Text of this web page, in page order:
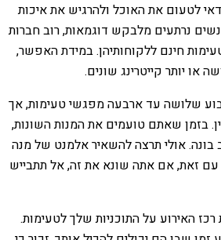
לטעום את האוכל ולהרגיש את איכות
נרתעים מלבקש דוגמאות, רוב חברות
חינם ללקוחותיהן. במידת האפשר,
או יותר קייטרינג שונים.
שלושה עד ארבעה מפגשי טעימות, אך
בזמן שאתם טועמים את המנות השונות,
בונה. אולי תרצה להשאיר אלמנט של מנה
זאת, אם אתה שונא את זה, אל תתבייש
האירוע על התוכניות שלך לטעימות.